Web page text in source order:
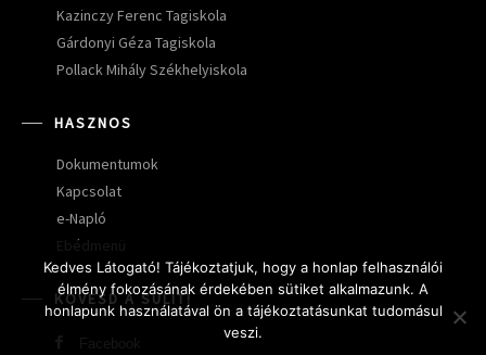
Kazinczy Ferenc Tagiskola
Gárdonyi Géza Tagiskola
Pollack Mihály Székhelyiskola
HASZNOS
Dokumentumok
Kapcsolat
e-Napló
Ebédmenü
KÖVESD A SULIT!
Kedves Látogató! Tájékoztatjuk, hogy a honlap felhasználói
élmény fokozásának érdekében sütiket alkalmazunk. A
honlapunk használatával ön a tájékoztatásunkat tudomásul
veszi.